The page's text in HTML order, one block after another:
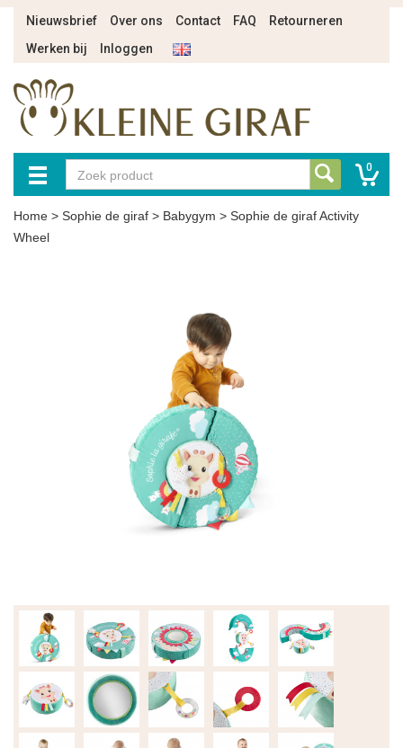
Nieuwsbrief Over ons Contact FAQ
Retourneren
Werken bij
Inloggen
0
Home > Sophie de giraf > Babygym > Sophie de giraf Activity
Wheel